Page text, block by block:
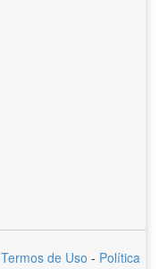
Termos de Uso - Política